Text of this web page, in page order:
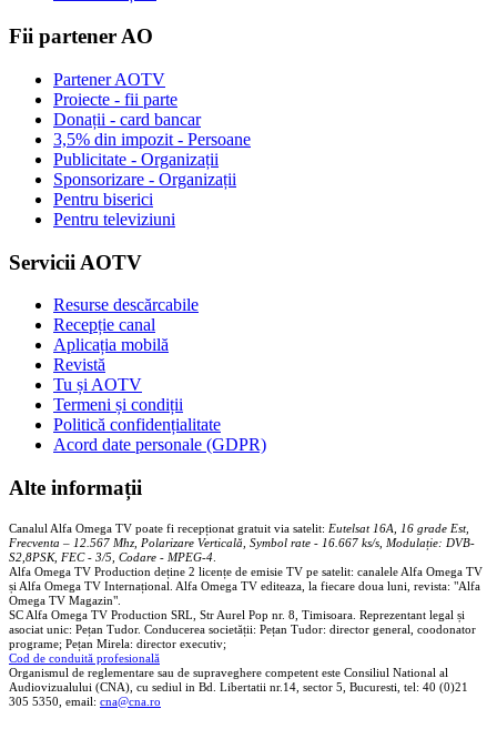
Fii partener AO
Partener AOTV
Proiecte - fii parte
Donații - card bancar
3,5% din impozit - Persoane
Publicitate - Organizații
Sponsorizare - Organizații
Pentru biserici
Pentru televiziuni
Servicii AOTV
Resurse descărcabile
Recepție canal
Aplicația mobilă
Revistă
Tu și AOTV
Termeni și condiții
Politică confidențialitate
Acord date personale (GDPR)
Alte informații
Canalul Alfa Omega TV poate fi recepționat gratuit via satelit: Eutelsat 16A, 16 grade Est,
Frecventa – 12.567 Mhz, Polarizare Verticală, Symbol rate - 16.667 ks/s, Modulație: DVB-
S2,8PSK, FEC - 3/5, Codare - MPEG-4
Alfa Omega TV Production deține 2 licențe de emisie TV pe satelit: canalele Alfa Omega TV
și Alfa Omega TV Internațional. Alfa Omega TV editeaza, la fiecare doua luni, revista: "Alfa
Omega TV Magazin".
SC Alfa Omega TV Production SRL, Str Aurel Pop nr. 8, Timisoara. Reprezentant legal și
asociat unic: Pețan Tudor. Conducerea societății: Pețan Tudor: director general, coodonator
programe; Pețan Mirela: director executiv;
Cod de conduită profesională
Organismul de reglementare sau de supraveghere competent este Consiliul National al
Audiovizualului (CNA), cu sediul in Bd. Libertatii nr.14, sector 5, Bucuresti, tel: 40 (0)21
305 5350, email: cna@cna.ro